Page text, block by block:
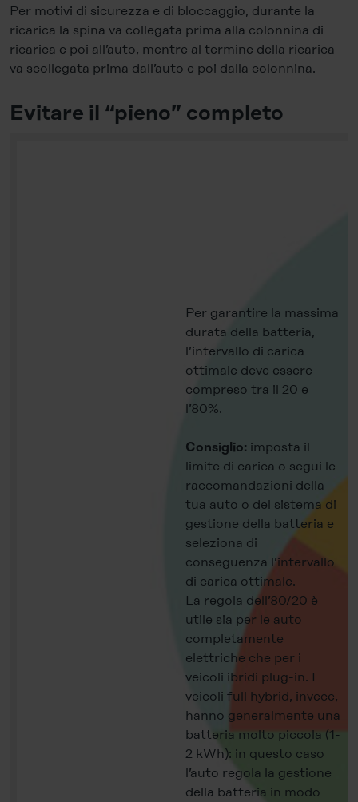
Per motivi di sicurezza e di bloccaggio, durante la
ricarica la spina va collegata prima alla colonnina di
ricarica e poi all’auto, mentre al termine della ricarica
va scollegata prima dall’auto e poi dalla colonnina.
Evitare il “pieno” completo
Per garantire la massima
durata della batteria,
l’intervallo di carica
ottimale deve essere
compreso tra il 20 e
l’80%.
Consiglio: imposta il
limite di carica o segui le
raccomandazioni della
tua auto o del sistema di
gestione della batteria e
seleziona di
conseguenza l’intervallo
di carica ottimale.
La regola dell’80/20 è
utile sia per le auto
completamente
elettriche che per i
veicoli ibridi plug-in. I
veicoli full hybrid, invece,
hanno generalmente una
batteria molto piccola (1-
2 kWh): in questo caso
l’auto regola la gestione
della batteria in modo